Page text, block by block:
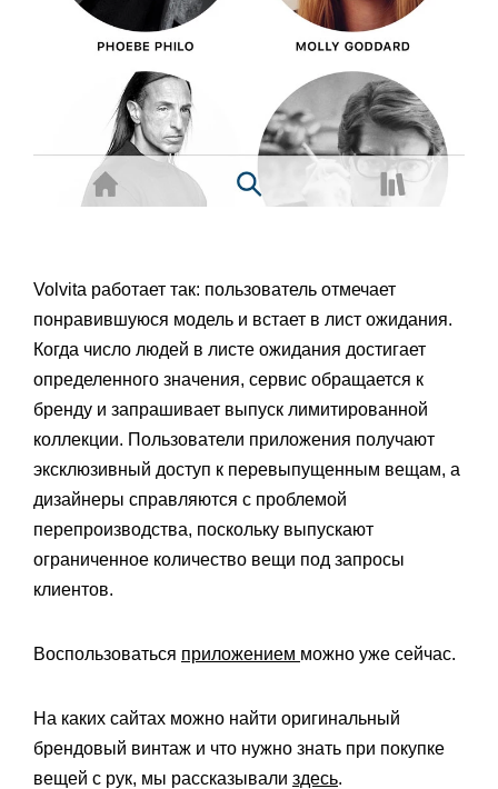
Volvita работает так: пользователь отмечает
понравившуюся модель и встает в лист ожидания.
Когда число людей в листе ожидания достигает
определенного значения, сервис обращается к
бренду и запрашивает выпуск лимитированной
коллекции. Пользователи приложения получают
эксклюзивный доступ к перевыпущенным вещам, а
дизайнеры справляются с проблемой
перепроизводства, поскольку выпускают
ограниченное количество вещи под запросы
клиентов.
Воспользоваться приложением можно уже сейчас.
На каких сайтах можно найти оригинальный
брендовый винтаж и что нужно знать при покупке
вещей с рук, мы рассказывали здесь.